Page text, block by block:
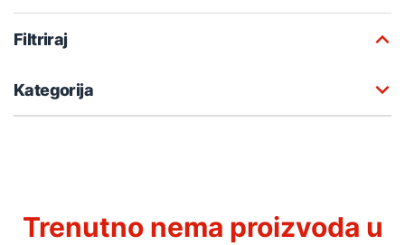
Filtriraj
Kategorija
Trenutno nema proizvoda u